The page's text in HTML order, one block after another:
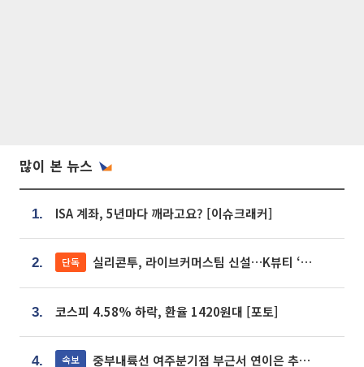
많이 본 뉴스
1. ISA 계좌, 5년마다 깨라고요? [이슈크래커]
2. 단독 실리콘투, 라이브커머스팀 신설…K뷰티 ‘글로벌 판매망’ 확대[K뷰티 라방戰]
3. 코스피 4.58% 하락, 환율 1420원대 [포토]
4. 속보 중부내륙선 여주분기점 부근서 연이은 추돌사고 발생